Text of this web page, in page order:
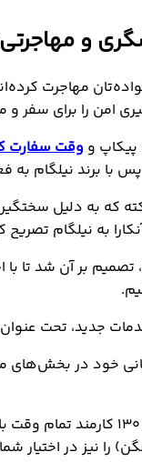
و
مهاجرت
امن را برای سفر
پیکاپ و وقت سفارت
با برند نیلگام به
که به دلیل
به نیلگام تصریح
تصمیم بر آن شد
جدید، تحت
چند ماه گذشته با افزایش
نیز در اختیار